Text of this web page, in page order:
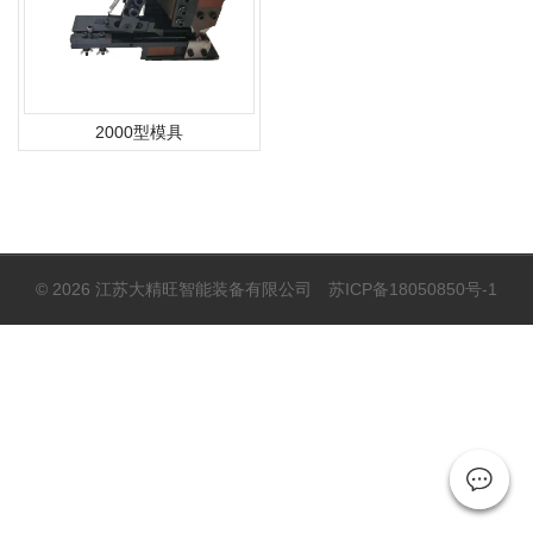
2000型模具
© 2026 江苏大精旺智能装备有限公司 苏ICP备18050850号-1